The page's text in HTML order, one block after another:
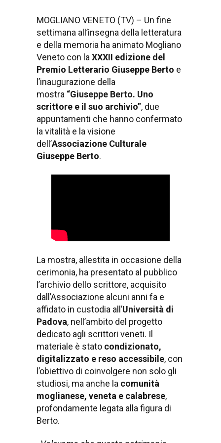
MOGLIANO VENETO (TV) – Un fine
settimana all’insegna della letteratura
e della memoria ha animato Mogliano
Veneto con laXXXII edizione del
Premio Letterario Giuseppe Berto e
l’inaugurazione della
mostra “Giuseppe Berto. Uno
scrittore e il suo archivio”, due
appuntamenti che hanno confermato
la vitalità e la visione
dell’Associazione Culturale
Giuseppe Berto.
La mostra, allestita in occasione della
cerimonia, ha presentato al pubblico
l’archivio dello scrittore, acquisito
dall’Associazione alcuni anni fa e
affidato in custodia all’Università di
Padova, nell’ambito del progetto
dedicato agli scrittori veneti. Il
materiale è stato condizionato,
digitalizzato e reso accessibile, con
l’obiettivo di coinvolgere non solo gli
studiosi, ma anche la comunità
moglianese, veneta e calabrese,
profondamente legata alla figura di
Berto.